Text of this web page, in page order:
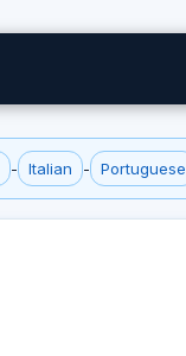
- Italian - Portuguese